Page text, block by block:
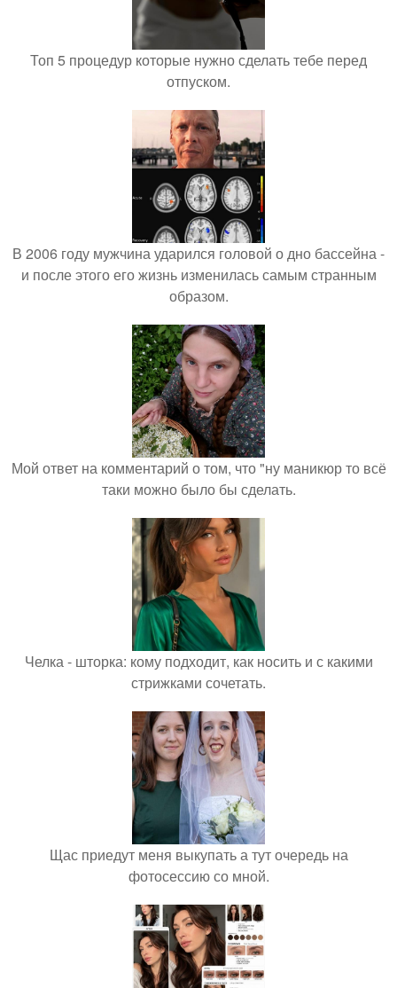
Топ 5 процедур которые нужно сделать тебе перед
отпуском.
В 2006 году мужчина ударился головой о дно бассейна -
и после этого его жизнь изменилась самым странным
образом.
Мой ответ на комментарий о том, что "ну маникюр то всё
таки можно было бы сделать.
Челка - шторка: кому подходит, как носить и с какими
стрижками сочетать.
Щас приедут меня выкупать а тут очередь на
фотосессию со мной.